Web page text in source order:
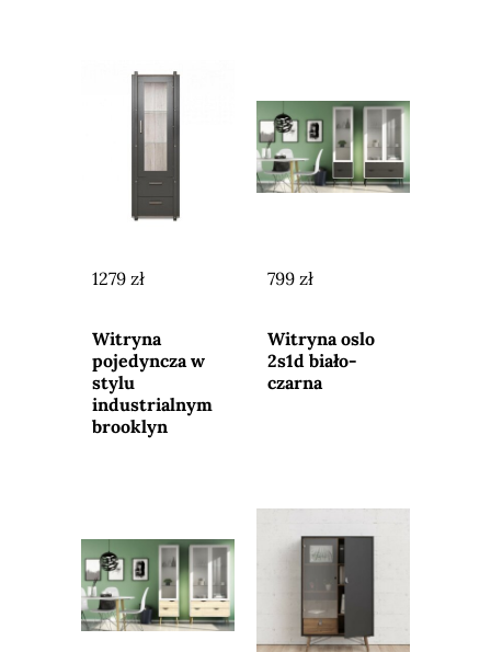
1279 zł
sklepu
Witryna
pojedyncza w
stylu
industrialnym
brooklyn
799 zł
sklepu
Witryna oslo
2s1d biało-
czarna